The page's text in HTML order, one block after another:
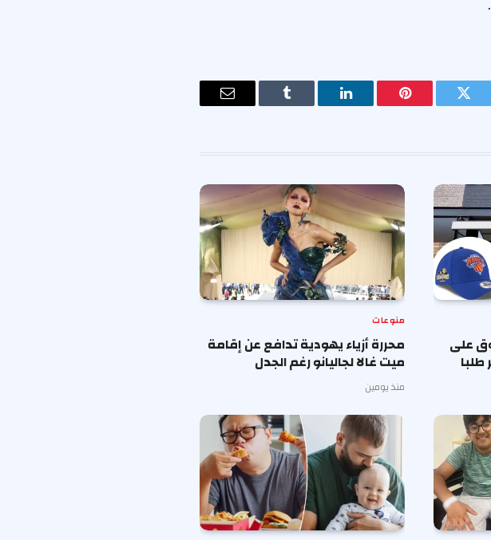
تويتر بينتيريستلينكدإن Tumblr
البريد
على
منوعات
محررة أزياء يهودية تدافع عن إقامة
ميت غالا لجاليانو رغم الجدل
منذ يومين